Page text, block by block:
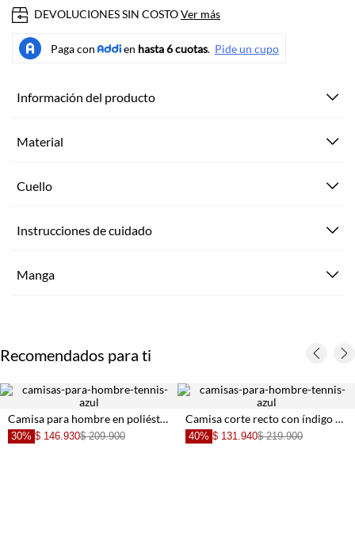
DEVOLUCIONES SIN COSTOVer más
Información del producto
Material
Cuello
Instrucciones de cuidado
Manga
Recomendados para ti
Camisa para hombre en poliéster azul rayas fit relajado
30% $ 146.930$ 209.900
Camisa corte recto con índigo preteñido en algodón azul para hombre
40% $ 131.940$ 219.900